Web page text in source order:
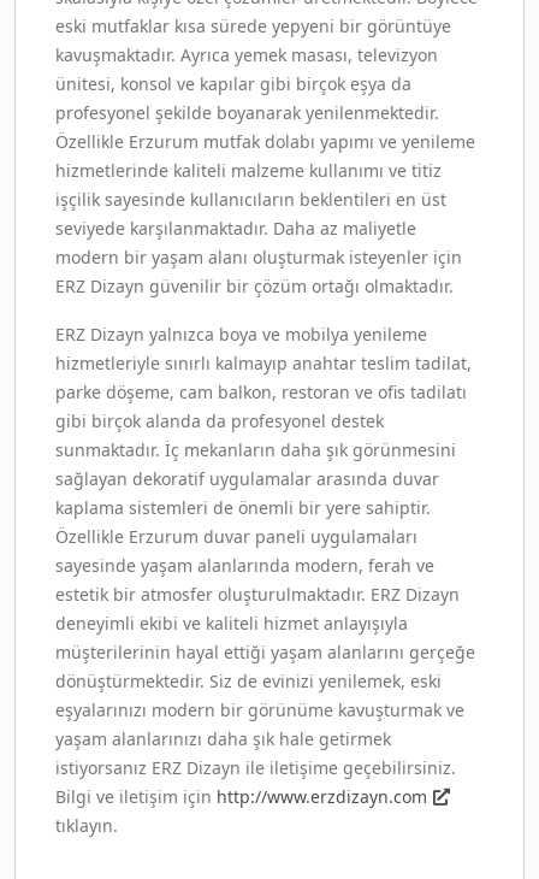
eski mutfaklar kısa sürede yepyeni bir görüntüye
kavuşmaktadır. Ayrıca yemek masası, televizyon
ünitesi, konsol ve kapılar gibi birçok eşya da
profesyonel şekilde boyanarak yenilenmektedir.
Özellikle Erzurum mutfak dolabı yapımı ve yenileme
hizmetlerinde kaliteli malzeme kullanımı ve titiz
işçilik sayesinde kullanıcıların beklentileri en üst
seviyede karşılanmaktadır. Daha az maliyetle
modern bir yaşam alanı oluşturmak isteyenler için
ERZ Dizayn güvenilir bir çözüm ortağı olmaktadır.
ERZ Dizayn yalnızca boya ve mobilya yenileme
hizmetleriyle sınırlı kalmayıp anahtar teslim tadilat,
parke döşeme, cam balkon, restoran ve ofis tadilatı
gibi birçok alanda da profesyonel destek
sunmaktadır. İç mekanların daha şık görünmesini
sağlayan dekoratif uygulamalar arasında duvar
kaplama sistemleri de önemli bir yere sahiptir.
Özellikle Erzurum duvar paneli uygulamaları
sayesinde yaşam alanlarında modern, ferah ve
estetik bir atmosfer oluşturulmaktadır. ERZ Dizayn
deneyimli ekibi ve kaliteli hizmet anlayışıyla
müşterilerinin hayal ettiği yaşam alanlarını gerçeğe
dönüştürmektedir. Siz de evinizi yenilemek, eski
eşyalarınızı modern bir görünüme kavuşturmak ve
yaşam alanlarınızı daha şık hale getirmek
istiyorsanız ERZ Dizayn ile iletişime geçebilirsiniz.
Bilgi ve iletişim için http://www.erzdizayn.com
tıklayın.